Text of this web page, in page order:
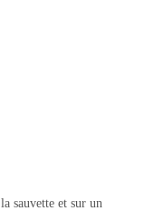
sauvette et sur un